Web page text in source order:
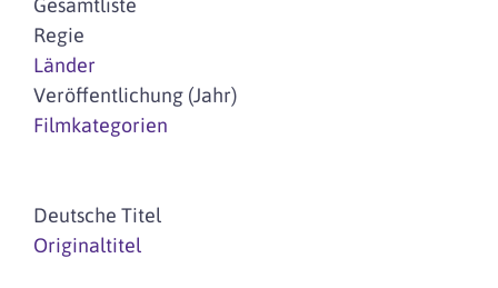
Gesamtliste
Regie
Länder
Veröffentlichung (Jahr)
Filmkategorien
Deutsche Titel
Originaltitel